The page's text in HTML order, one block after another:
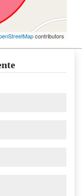
contributors